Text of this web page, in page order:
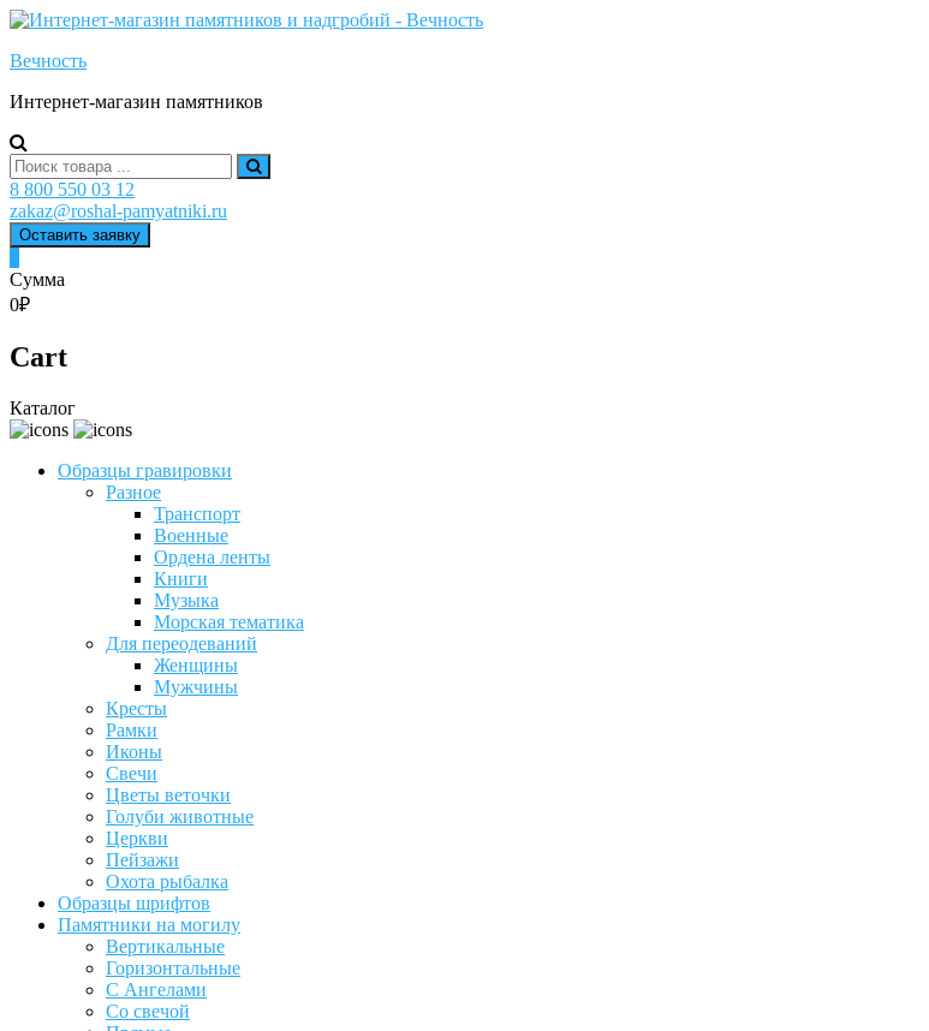
Skip
content
Вечность
Интернет-магазин памятников
Search
for:
8 800 550 03 12
zakaz@roshal-pamyatniki.ru
Оставить заявку
Сумма
0₽
Cart
Каталог
Образцы гравировки
Разное
Транспорт
Военные
Ордена ленты
Книги
Музыка
Морская тематика
Для переодеваний
Женщины
Мужчины
Кресты
Рамки
Иконы
Свечи
Цветы веточки
Голуби животные
Церкви
Пейзажи
Охота рыбалка
Образцы шрифтов
Памятники на могилу
Вертикальные
Горизонтальные
С Ангелами
Со свечой